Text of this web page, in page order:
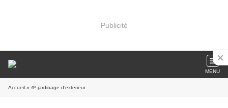
Publicité
MENU
Accueil » 🌱 jardinage d’exterieur